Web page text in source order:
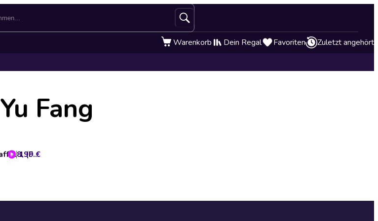
Warenkorb Dein Regal Favoriten Zuletzt angehört
Yu Fang
The Cruise - Staffel 1 (Folge 01 - 04)
8,99 €